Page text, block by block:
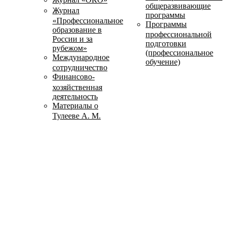
Журнал
«Профессиональное
образование в
России и за
рубежом»
Международное
сотрудничество
Финансово-
хозяйственная
деятельность
Материалы о
Тулееве А. М.
общеразвивающие
программы
Программы
профессиональной
подготовки
(профессиональное
обучение)